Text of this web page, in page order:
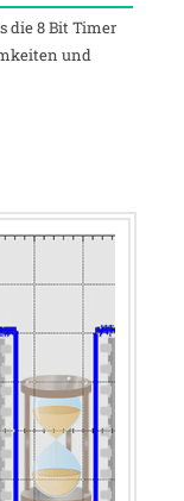
die 8 Bit Timer
und